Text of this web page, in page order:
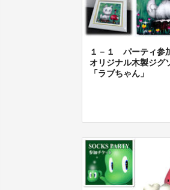
１－１ パーティ参
オリジナル木製ジグ
「ラブちゃん」